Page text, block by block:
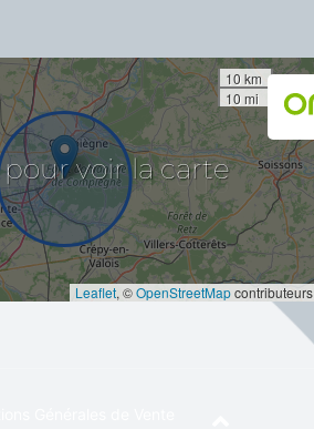
pour voir la carte
10 km
10 mi
Leaflet, ©OpenStreetMapcontributeurs